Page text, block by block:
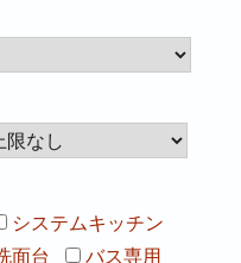
システムキッチン
面台
バス専用